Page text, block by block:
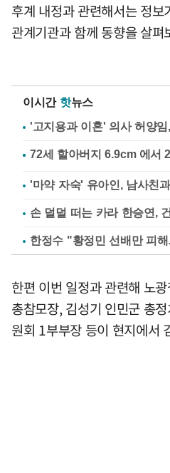
후계 내정과 관련해서는 정
관계기관과 함께 동향을 살
이시간 핫뉴스
'고지용과 이혼' 의사 허양
'마약 자숙' 유아인, 남사친
손 덜덜 떠는 카라 한승연,
한정수 "황정민 선배만 피
한편 이번 일정과 관련해 노
총참모장, 김성기 인민군 총
원회 1부부장 등이 현지에서